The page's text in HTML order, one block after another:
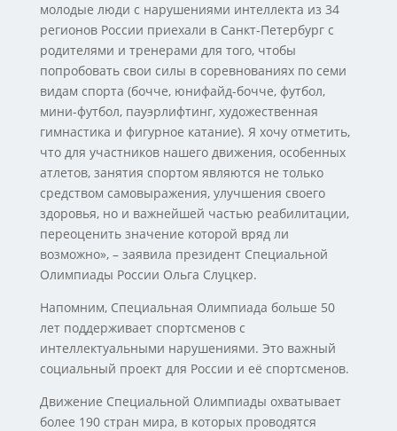
молодые люди с нарушениями интеллекта из 34
регионов России приехали в Санкт-Петербург с
родителями и тренерами для того, чтобы
попробовать свои силы в соревнованиях по семи
видам спорта (бочче, юнифайд-бочче, футбол,
мини-футбол, пауэрлифтинг, художественная
гимнастика и фигурное катание). Я хочу отметить,
что для участников нашего движения, особенных
атлетов, занятия спортом являются не только
средством самовыражения, улучшения своего
здоровья, но и важнейшей частью реабилитации,
переоценить значение которой вряд ли
возможно», – заявила президент Специальной
Олимпиады России Ольга Слуцкер.
Напомним, Специальная Олимпиада больше 50
лет поддерживает спортсменов с
интеллектуальными нарушениями. Это важный
социальный проект для России и её спортсменов.
Движение Специальной Олимпиады охватывает
более 190 стран мира, в которых проводятся